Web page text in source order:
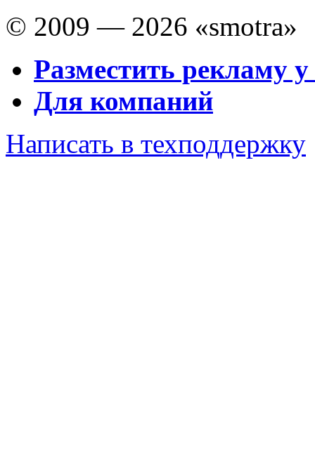
© 2009 — 2026 «smotra»
Разместить рекламу у
Для компаний
Написать в техподдержку